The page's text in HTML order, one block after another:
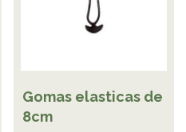
Gomas elasticas de
8cm